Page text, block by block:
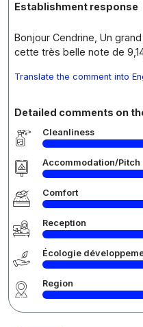
Establishment response
Bonjour Cendrine, Un
cette très belle note de
Translate the comment into
Detailed comments on
Cleanliness
Accommodation/Pitch
Comfort
Reception
Écologie
Region